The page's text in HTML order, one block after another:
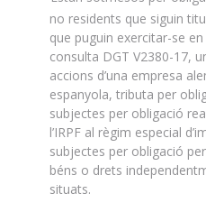
no residents que siguin
que puguin exercitar-se
consulta DGT V2380-17,
accions d’una empresa
espanyola, tributa per
subjectes per obligació
l’IRPF al règim especial
subjectes per obligació
béns o drets
situats.